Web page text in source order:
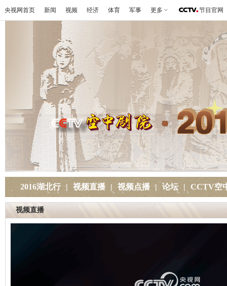
央视网首页 新闻 视频 经济 体育 军事 更多 节目官网
2016湖北行 | 视频直播 | 视频点播 | 论坛 | CCTV空
视频直播